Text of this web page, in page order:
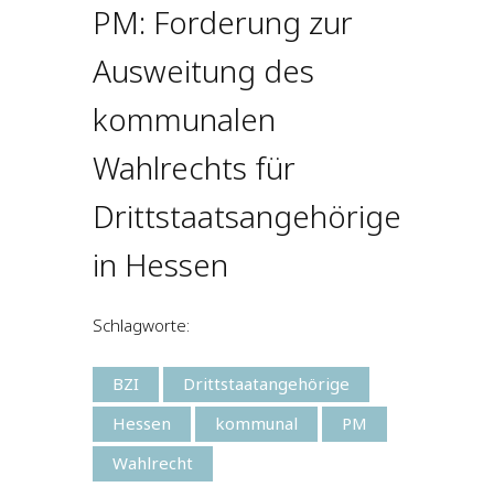
PM: Forderung zur
Ausweitung des
kommunalen
Wahlrechts für
Drittstaatsangehörige
in Hessen
Schlagworte:
BZI
Drittstaatangehörige
Hessen
kommunal
PM
Wahlrecht